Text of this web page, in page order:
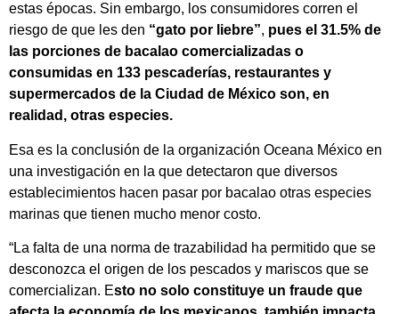
estas épocas. Sin embargo, los consumidores corren el
riesgo de que les den “gato por liebre”, pues el 31.5% de
las porciones de bacalao comercializadas o
consumidas en 133 pescaderías, restaurantes y
supermercados de la Ciudad de México son, en
realidad, otras especies.
Esa es la conclusión de la organización Oceana México en
una investigación en la que detectaron que diversos
establecimientos hacen pasar por bacalao otras especies
marinas que tienen mucho menor costo.
“La falta de una norma de trazabilidad ha permitido que se
desconozca el origen de los pescados y mariscos que se
comercializan. Esto no solo constituye un fraude que